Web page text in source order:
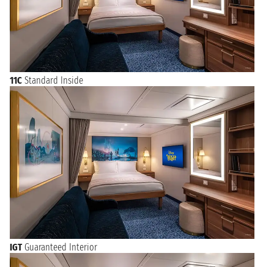
11C Standard Inside
IGT Guaranteed Interior